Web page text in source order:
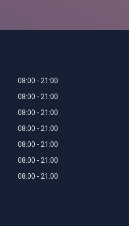
08:00
21:00
08:00
21:00
08:00
21:00
08:00
21:00
08:00
21:00
08:00
21:00
08:00 21:00